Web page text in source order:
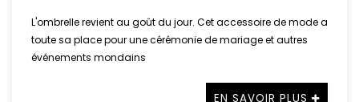
L'ombrelle revient au goût du jour. Cet accessoire de mode a
toute sa place pour une cérémonie de mariage et autres
événements mondains
EN SAVOIR PLUS